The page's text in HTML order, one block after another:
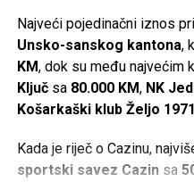
Najveći pojedinačni iznos
Unsko-sanskog kantona,
KM, dok su među najvećim
Ključsa 80.000 KM, NK
Košarkaški klub Željo
Kada je riječ o Cazinu,
sportski savez Cazinsa